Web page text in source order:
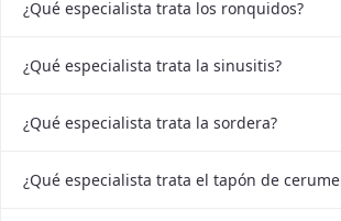
¿Qué especialista trata los ronquidos?
¿Qué especialista trata la sinusitis?
¿Qué especialista trata la sordera?
¿Qué especialista trata el tapón de